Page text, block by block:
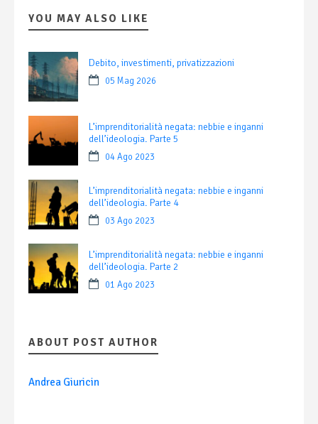
YOU MAY ALSO LIKE
Debito, investimenti, privatizzazioni
05 Mag 2026
L’imprenditorialità negata: nebbie e inganni
dell’ideologia. Parte 5
04 Ago 2023
L’imprenditorialità negata: nebbie e inganni
dell’ideologia. Parte 4
03 Ago 2023
L’imprenditorialità negata: nebbie e inganni
dell’ideologia. Parte 2
01 Ago 2023
ABOUT POST AUTHOR
Andrea Giuricin